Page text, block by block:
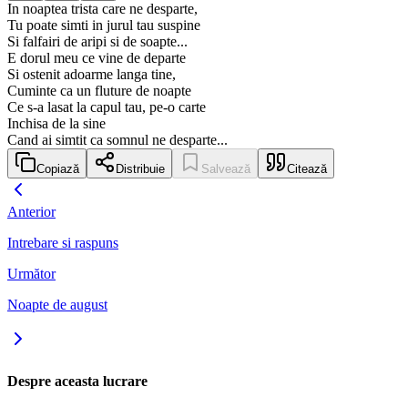
In noaptea trista care ne desparte,
Tu poate simti in jurul tau suspine
Si falfairi de aripi si de soapte...
E dorul meu ce vine de departe
Si ostenit adoarme langa tine,
Cuminte ca un fluture de noapte
Ce s-a lasat la capul tau, pe-o carte
Inchisa de la sine
Cand ai simtit ca somnul ne desparte...
Copiază Distribuie Salvează Citează
Anterior
Intrebare si raspuns
Următor
Noapte de august
Despre aceasta lucrare